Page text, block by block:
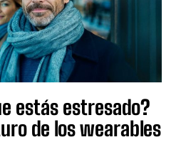
estás estresado?
de los wearables